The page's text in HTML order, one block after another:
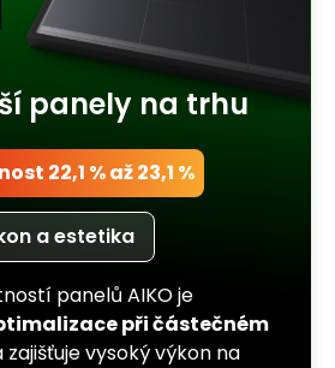
panely na trhu
22,1 % až 23,1 %
a estetika
panelů AIKO je
při částečném
zajišťuje vysoký výkon na